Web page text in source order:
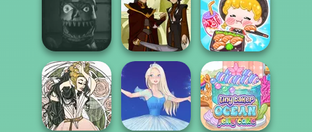
https://www.dolldivine.com/mei...
Moonlit
Masquerade
Folklore Fashion
Five Nights At
Christmas
Firebender Zuko
ASMR Girl:
Livestream
Mukbang